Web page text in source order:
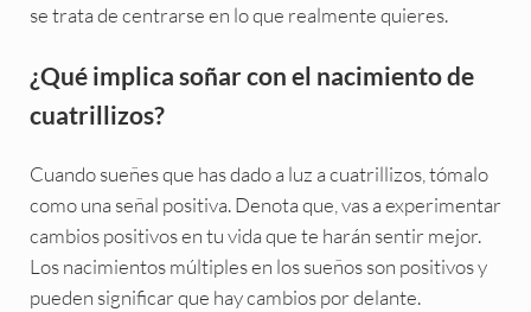
se trata de centrarse en lo que realmente quieres.
¿Qué implica soñar con el nacimiento de
cuatrillizos?
Cuando sueñes que has dado a luz a cuatrillizos, tómalo
como una señal positiva. Denota que, vas a experimentar
cambios positivos en tu vida que te harán sentir mejor.
Los nacimientos múltiples en los sueños son positivos y
pueden significar que hay cambios por delante.